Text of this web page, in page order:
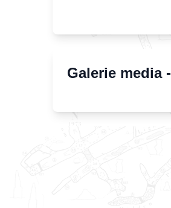
Galerie media -